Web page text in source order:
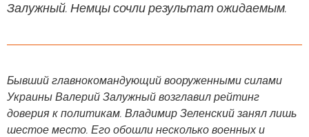
Залужный. Немцы сочли результат ожидаемым.
Бывший главнокомандующий вооруженными силами
Украины Валерий Залужный возглавил рейтинг
доверия к политикам. Владимир Зеленский занял лишь
шестое место. Его обошли несколько военных и